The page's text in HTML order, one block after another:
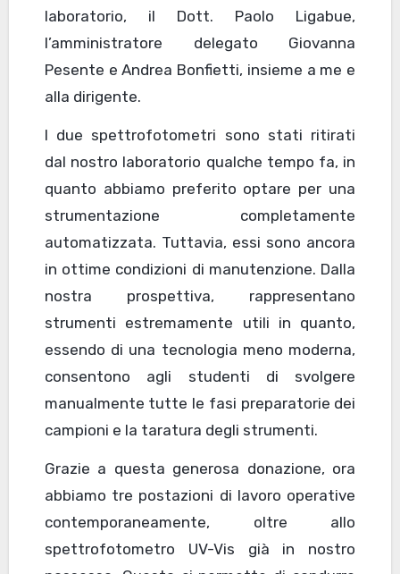
laboratorio, il Dott. Paolo Ligabue,
l’amministratore delegato Giovanna
Pesente e Andrea Bonfietti, insieme a me e
alla dirigente.
I due spettrofotometri sono stati ritirati
dal nostro laboratorio qualche tempo fa, in
quanto abbiamo preferito optare per una
strumentazione completamente
automatizzata. Tuttavia, essi sono ancora
in ottime condizioni di manutenzione. Dalla
nostra prospettiva, rappresentano
strumenti estremamente utili in quanto,
essendo di una tecnologia meno moderna,
consentono agli studenti di svolgere
manualmente tutte le fasi preparatorie dei
campioni e la taratura degli strumenti.
Grazie a questa generosa donazione, ora
abbiamo tre postazioni di lavoro operative
contemporaneamente, oltre allo
spettrofotometro UV-Vis già in nostro